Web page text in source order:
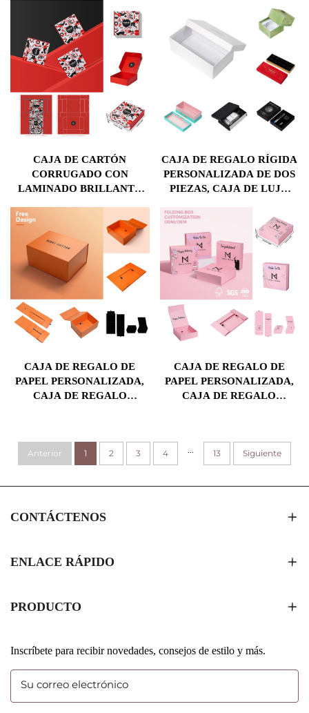
PREMIUM DE CARTÓN
CORRUGADO, CAJA DE
REGALO RÍGIDA DE
PAPEL DURO Y EMBALAJE
PARA ROPA
LOGOTIPO IMPRESO EN
UV, ESTAMPADO EN
DORADO, RELIEVE Y
LAMINADO MATE
CAJA DE CARTÓN
CORRUGADO CON
LAMINADO BRILLANTE
PLANAS PARA ENVÍO,
SOBRE PREMIUM RÍGIDO
DE PAPEL DURO PARA
REGALOS, EMBALAJE
PARA ROPA
CAJA DE REGALO RÍGIDA
PERSONALIZADA DE DOS
PIEZAS, CAJA DE LUJO
INSERTO PARA EMBALAJE
COSMÉTICO
CAJA DE REGALO DE
PAPEL PERSONALIZADA,
CAJA DE REGALO
PAPEL, PLÁSTICO Y
ESPONJA
CAJA DE REGALO DE
PAPEL PERSONALIZADA,
CAJA DE REGALO
Anterior 1 2 3 4 ... 13 Siguiente
CONTÁCTENOS
ENLACE RÁPIDO
PRODUCTO
Inscríbete para recibir novedades, consejos de estilo y más.
Su correo electrónico